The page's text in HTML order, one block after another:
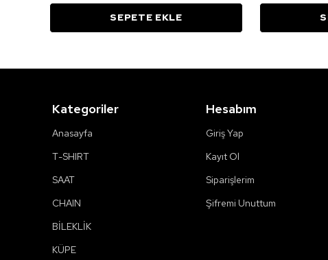
SEPETE EKLE
Kategoriler
Anasayfa
T-SHIRT
SAAT
CHAIN
BİLEKLİK
KÜPE
Hesabım
Giriş Yap
Kayıt Ol
Siparişlerim
Şifremi Unuttum